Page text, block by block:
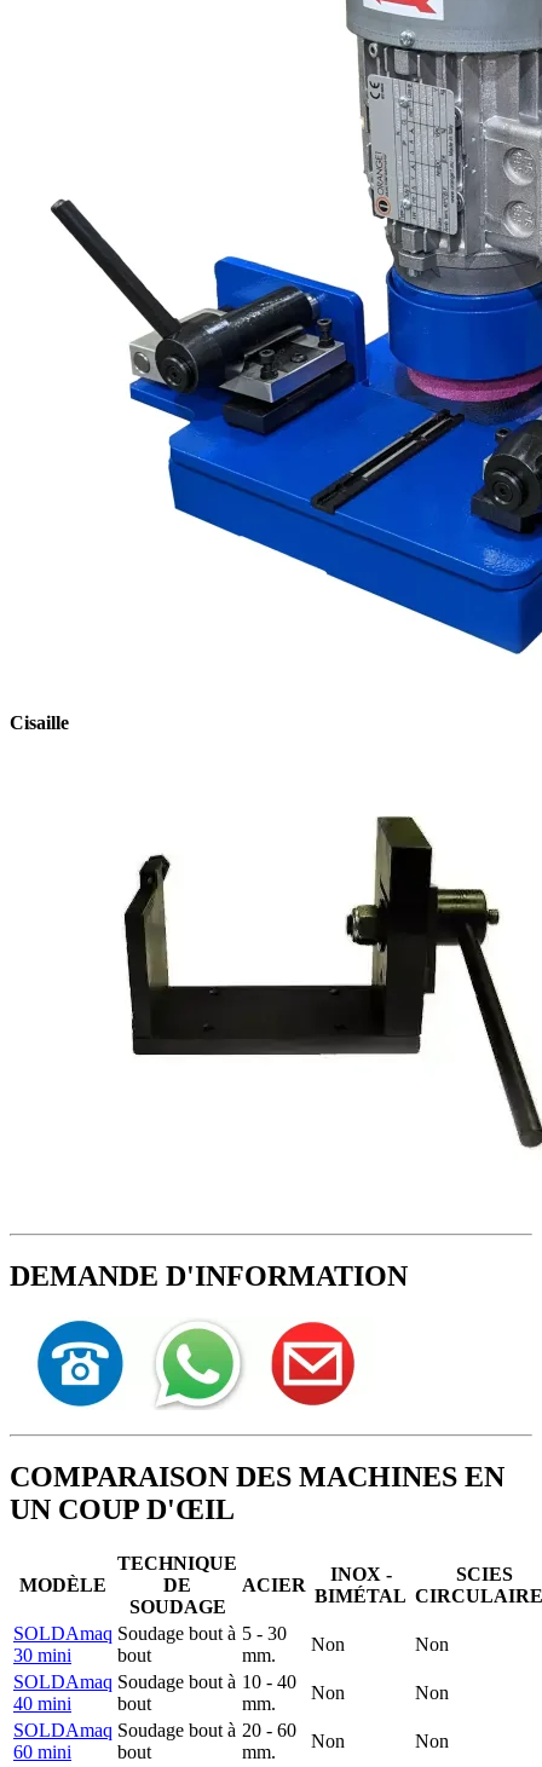
Cisaille
DEMANDE D'INFORMATION
COMPARAISON DES MACHINES EN
UN COUP D'ŒIL
MODÈLE
TECHNIQUE
DE
SOUDAGE
ACIER
INOX -
BIMÉTAL
SCIES
SOLDAmaq
30 mini
Soudage bout à
bout
5 - 30
mm.
Non
Non
SOLDAmaq
40 mini
Soudage bout à
bout
10 - 40
mm.
Non
Non
SOLDAmaq
60 mini
Soudage bout à
bout
20 - 60
mm.
Non
Non